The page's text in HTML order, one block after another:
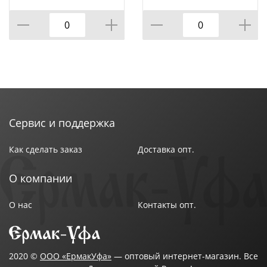
Альтернатива, м425,
1/10
1/10
Сервис и поддержка
Как сделать заказ Доставка опт.
О компании
О нас Контакты опт.
2020 © ООО «ЕрмакУфа» — оптовый интернет-магазин. Все